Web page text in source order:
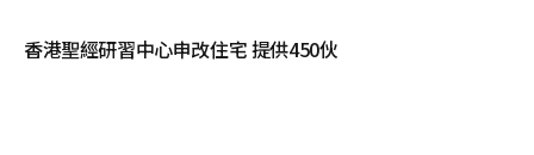
香港聖經研習中心申改住宅 提供450伙